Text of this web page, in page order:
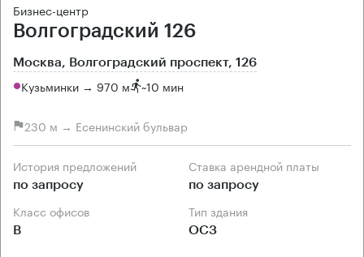
Бизнес-центр
Волгоградский 126
Москва, Волгоградский проспект, 126
Кузьминки → 970 м ~10 мин
230 м → Есенинский бульвар
История предложений
по запросу
Ставка арендной платы
по запросу
Класс офисов
B
Тип здания
ОСЗ